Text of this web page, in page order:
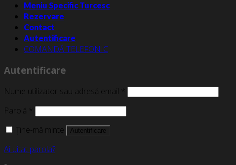
Meniu Specific Turcesc
Rezervare
Contact
Autentificare
COMANDĂ TELEFONIC
Autentificare
Nume utilizator sau adresă email *
Parolă *
Ține-mă minte
Autentificare
Ai uitat parola?